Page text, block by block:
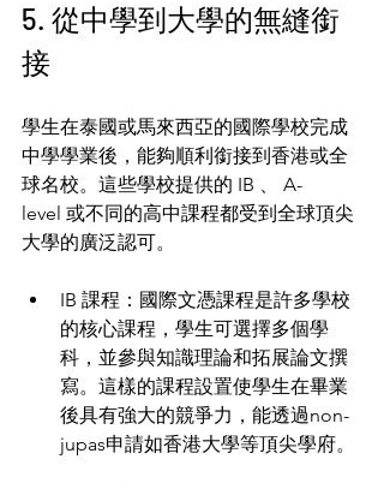
5. 從中學到大學的無縫銜
接
學生在泰國或馬來西亞的國際學校完成
中學學業後，能夠順利銜接到香港或全
球名校。這些學校提供的 IB 、 A-
level 或不同的高中課程都受到全球頂尖
大學的廣泛認可。
IB 課程：國際文憑課程是許多學校
的核心課程，學生可選擇多個學
科，並參與知識理論和拓展論文撰
寫。這樣的課程設置使學生在畢業
後具有強大的競爭力，能透過non-
jupas申請如香港大學等頂尖學府。